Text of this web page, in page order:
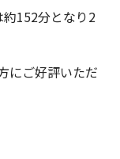
152分となり2
にご好評いただ